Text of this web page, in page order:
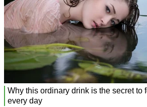
Pavese, Irene Siragusa
Ilaria Accame, Alessandra
Bonora, Rebecca Borga,
Ayomide Folorunso,
Fatoumata Kabo, Alice
Mangione, Anna Polinari,
Giancarla Trevisan, Virginia
Troiani
Vladimir Aceti, Edoardo Scotti,